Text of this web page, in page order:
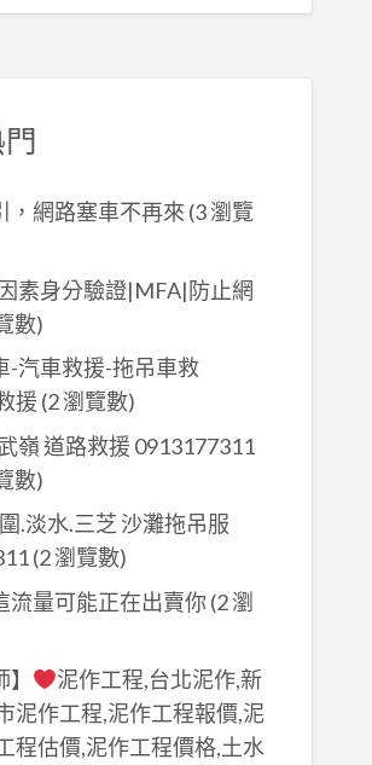
，網路塞車不再來 (3 瀏覽
素身分驗證|MFA|防止網
數)
-汽車救援-拖吊車救
援(2 瀏覽數)
嶺 道路救援 0913177311
數)
.淡水.三芝 沙灘拖吊服
(2 瀏覽數)
流量可能正在出賣你(2 瀏
泥作工程,台北泥作,新
泥作工程,泥作工程報價,泥
程估價,泥作工程價格,土水